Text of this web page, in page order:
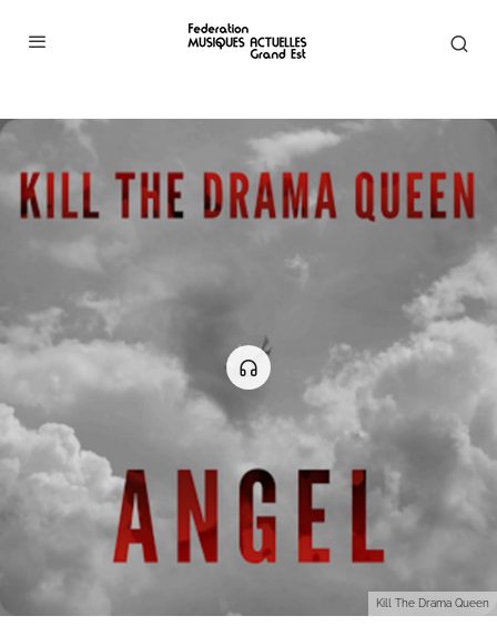
Kill The Drama Queen